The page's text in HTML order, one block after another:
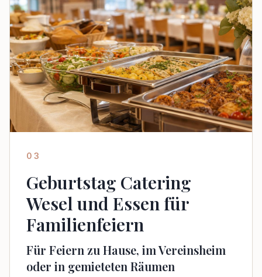
03
Geburtstag Catering
Wesel und Essen für
Familienfeiern
Für Feiern zu Hause, im Vereinsheim
oder in gemieteten Räumen